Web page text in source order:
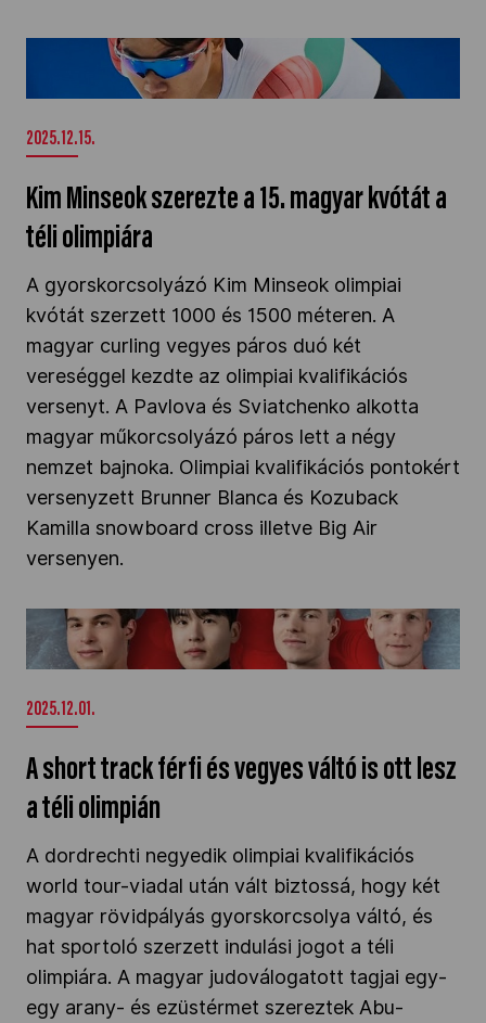
Kim Minseok szerezte a 15. magyar kvótát a téli
olimpiára" />
2025.12.15.
Kim Minseok szerezte a 15. magyar kvótát a
téli olimpiára
A gyorskorcsolyázó Kim Minseok olimpiai
kvótát szerzett 1000 és 1500 méteren. A
magyar curling vegyes páros duó két
vereséggel kezdte az olimpiai kvalifikációs
versenyt. A Pavlova és Sviatchenko alkotta
magyar műkorcsolyázó páros lett a négy
nemzet bajnoka. Olimpiai kvalifikációs pontokért
versenyzett Brunner Blanca és Kozuback
Kamilla snowboard cross illetve Big Air
versenyen.
A short track férfi és vegyes váltó is ott lesz a
téli olimpián" />
2025.12.01.
A short track férfi és vegyes váltó is ott lesz
a téli olimpián
A dordrechti negyedik olimpiai kvalifikációs
world tour-viadal után vált biztossá, hogy két
magyar rövidpályás gyorskorcsolya váltó, és
hat sportoló szerzett indulási jogot a téli
olimpiára. A magyar judoválogatott tagjai egy-
egy arany- és ezüstérmet szereztek Abu-